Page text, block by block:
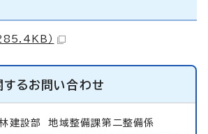
）
するお問い合わせ
林建設部地域整備課第二整備係